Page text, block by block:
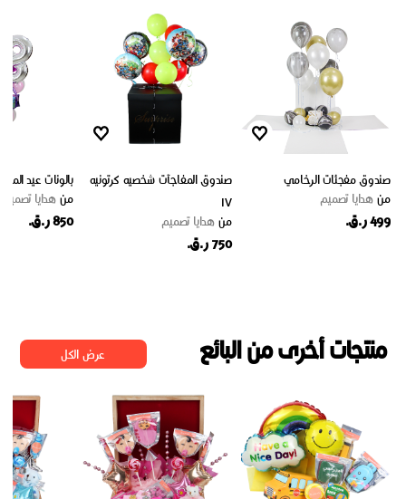
صندوق مفجئات الرخامي
من هدايا تصميم
499 ر.ق.
صندوق المفاجآت شخصيه كرتونيه
IV
من هدايا تصميم
750 ر.ق.
بالونات عيد
من هدايا تصميم
850 ر.ق.
منتجات أخرى من البائع عرض الكل